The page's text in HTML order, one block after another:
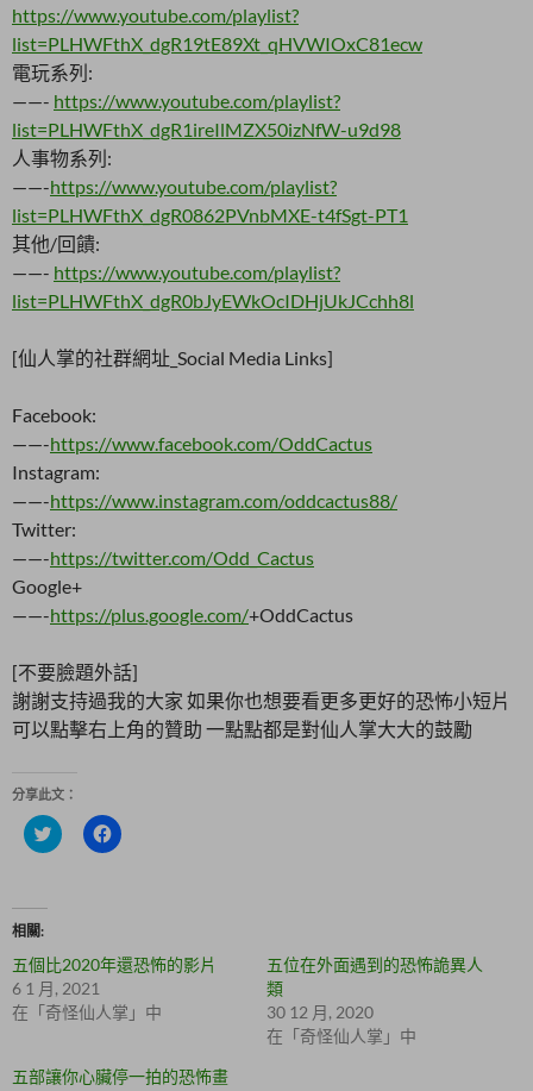
https://www.youtube.com/playlist?
list=PLHWFthX_dgR19tE89Xt_qHVWIOxC81ecw
電玩系列:
——- https://www.youtube.com/playlist?
list=PLHWFthX_dgR1ireIlMZX50izNfW-u9d98
人事物系列:
——-https://www.youtube.com/playlist?
list=PLHWFthX_dgR0862PVnbMXE-t4fSgt-PT1
其他/回饋:
——- https://www.youtube.com/playlist?
list=PLHWFthX_dgR0bJyEWkOcIDHjUkJCchh8l
[仙人掌的社群網址_Social Media Links]
Facebook:
——-https://www.facebook.com/OddCactus
Instagram:
——-https://www.instagram.com/oddcactus88/
Twitter:
——-https://twitter.com/Odd_Cactus
Google+
——-https://plus.google.com/+OddCactus
[不要臉題外話]
謝謝支持過我的大家 如果你也想要看更多更好的恐怖小短片
可以點擊右上角的贊助 一點點都是對仙人掌大大的鼓勵
分享此文：
分
享
e
r
在
新
開
按
一
a
c
b
o
在
相關
五個比2020年還恐怖的影片
6 1 月, 2021
在「奇怪仙人掌」中
五位在外面遇到的恐怖詭異人
類
30 12 月, 2020
在「奇怪仙人掌」中
五部讓你心臟停一拍的恐怖畫